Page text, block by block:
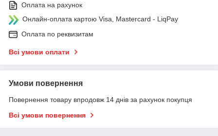
Оплата на рахунок
Онлайн-оплата картою Visa, Mastercard - LiqPay
Оплата по реквизитам
Всі умови оплати
Умови повернення
Повернення товару впродовж 14 днів за рахунок покупця
Всі умови повернення